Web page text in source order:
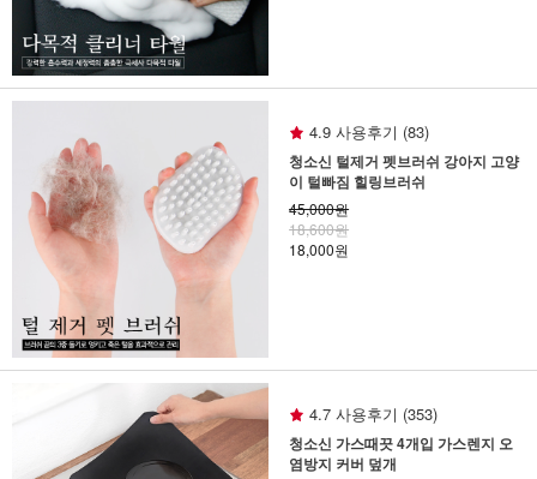
4.9 사용후기 (83)
청소신 털제거 펫브러쉬 강아지 고양
이 털빠짐 힐링브러쉬
45,000원
18,600원
18,000원
4.7 사용후기 (353)
청소신 가스때끗 4개입 가스렌지 오
염방지 커버 덮개